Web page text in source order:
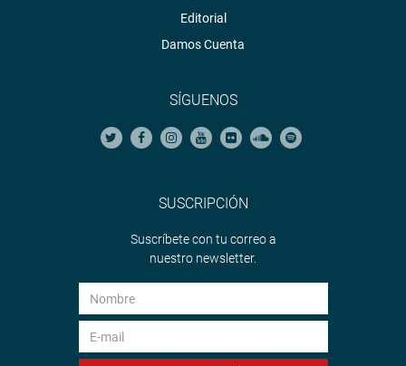
Editorial
Damos Cuenta
SÍGUENOS
SUSCRIPCIÓN
Suscríbete con tu correo a
nuestro newsletter.